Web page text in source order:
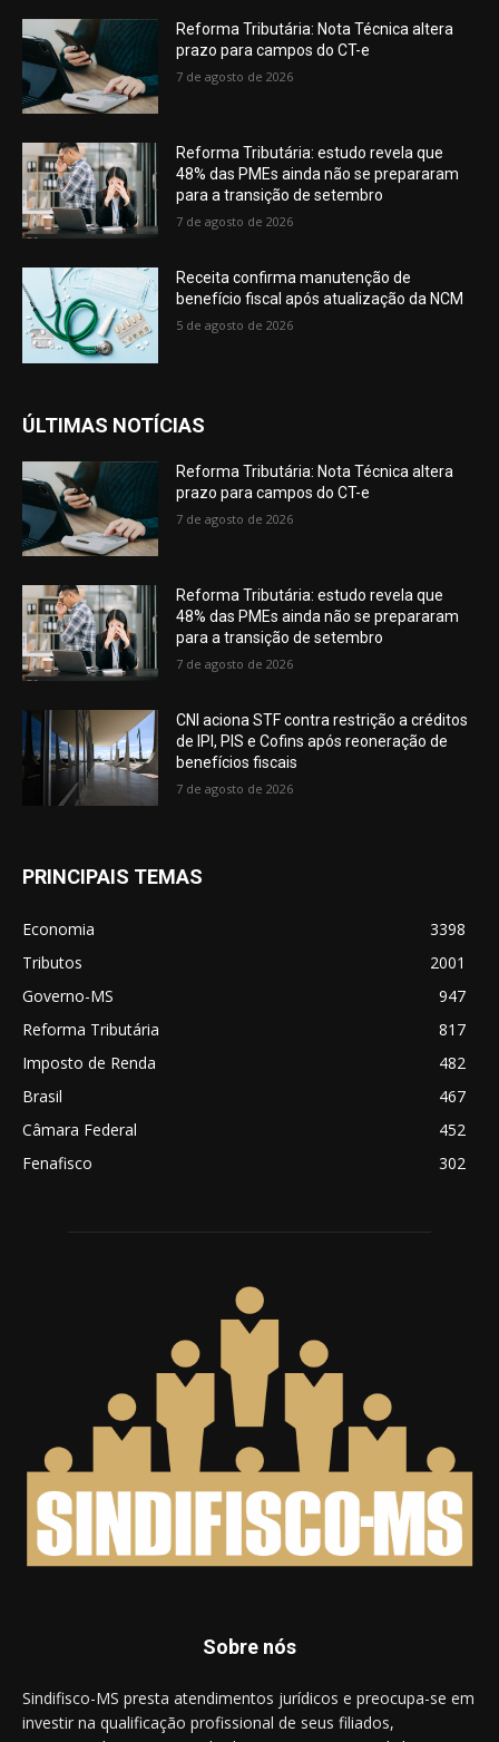
Reforma Tributária: Nota Técnica altera
prazo para campos do CT-e
7 de agosto de 2026
Reforma Tributária: estudo revela que
48% das PMEs ainda não se prepararam
para a transição de setembro
7 de agosto de 2026
Receita confirma manutenção de
benefício fiscal após atualização da NCM
5 de agosto de 2026
ÚLTIMAS NOTÍCIAS
Reforma Tributária: Nota Técnica altera
prazo para campos do CT-e
7 de agosto de 2026
Reforma Tributária: estudo revela que
48% das PMEs ainda não se prepararam
para a transição de setembro
7 de agosto de 2026
CNI aciona STF contra restrição a créditos
de IPI, PIS e Cofins após reoneração de
benefícios fiscais
7 de agosto de 2026
PRINCIPAIS TEMAS
Economia
3398
Tributos
2001
Governo-MS
947
Reforma Tributária
817
Imposto de Renda
482
Brasil
467
Câmara Federal
452
Fenafisco
302
Sobre nós
Sindifisco-MS presta atendimentos jurídicos e preocupa-se em
investir na qualificação profissional de seus filiados,